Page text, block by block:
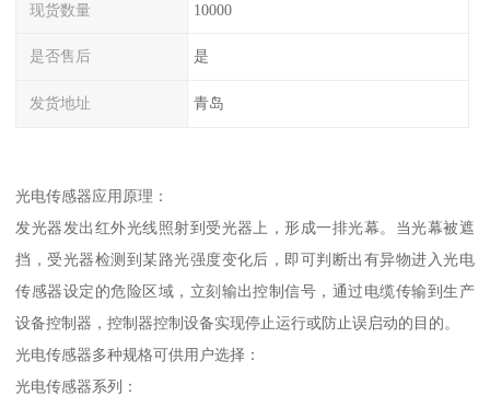
现货数量 10000
是否售后 是
发货地址 青岛
光电传感器应用原理：
发光器发出红外光线照射到受光器上，形成一排光幕。当光幕被遮
挡，受光器检测到某路光强度变化后，即可判断出有异物进入光电
传感器设定的危险区域，立刻输出控制信号，通过电缆传输到生产
设备控制器，控制器控制设备实现停止运行或防止误启动的目的。
光电传感器多种规格可供用户选择：
光电传感器系列：